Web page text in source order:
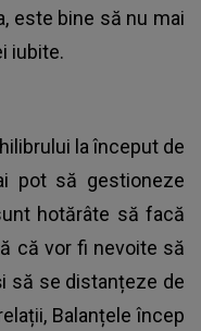
este bine să nu mai
iubite.
la început de
pot să gestioneze
hotărâte să facă
că vor fi nevoite să
să se distanțeze de
Balanțele încep